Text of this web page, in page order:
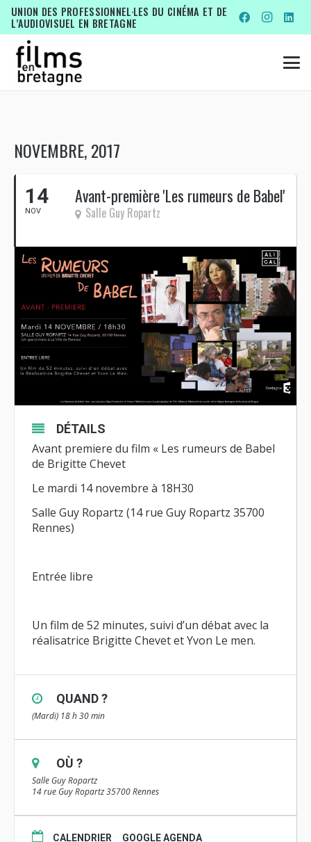
UNION DES PROFESSIONNEL·LES DU CINÉMA ET DE
L’AUDIOVISUEL EN BRETAGNE
NOVEMBRE, 2017
14
NOV
Avant-première 'Les rumeurs de Babel'
Salle Guy Ropartz
DÉTAILS
Avant premiere du film « Les rumeurs de Babel
de Brigitte Chevet
Le mardi 14 novembre à 18H30
Salle Guy Ropartz (14 rue Guy Ropartz 35700
Rennes)
Entrée libre
Un film de 52 minutes, suivi d’un débat avec la
réalisatrice Brigitte Chevet et Yvon Le men.
QUAND ?
(Mardi) 18 h 30 min
OÙ ?
Salle Guy Ropartz
14 rue Guy Ropartz 35700 Rennes
CALENDRIER GOOGLE AGENDA